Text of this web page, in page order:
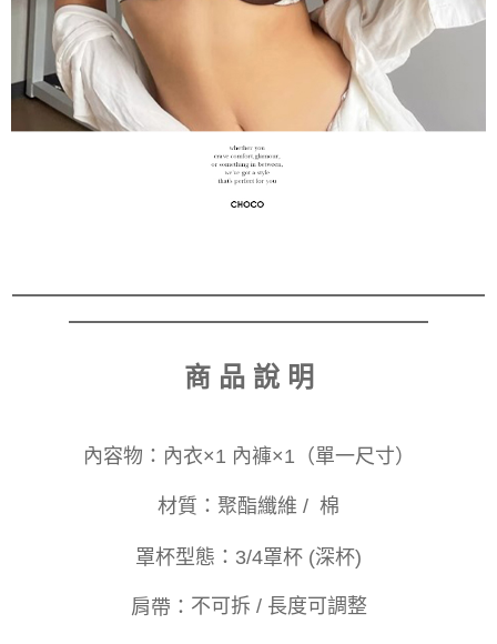
商 品 說 明
內容物： 內衣×1 內褲×1（單一尺寸）
材質： 聚酯纖維 / 棉
罩杯型態： 3/4罩杯 (深杯)
肩帶： 不可拆 / 長度可調整